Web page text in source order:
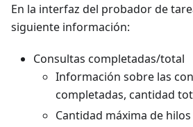
En la interfaz del probador de
siguiente información:
Consultas completadas/total
Información sobre las
completadas, cantidad
Cantidad máxima de hilos